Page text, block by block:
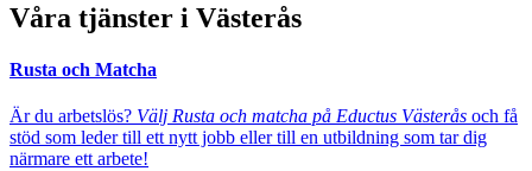
Våra tjänster i Västerås
Rusta och Matcha
Är du arbetslös? Välj Rusta och matcha på Eductus Västerås och få
stöd som leder till ett nytt jobb eller till en utbildning som tar dig
närmare ett arbete!